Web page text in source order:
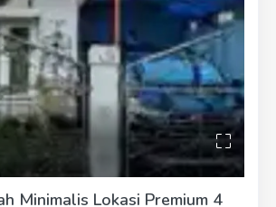
Minimalis Lokasi Premium 4